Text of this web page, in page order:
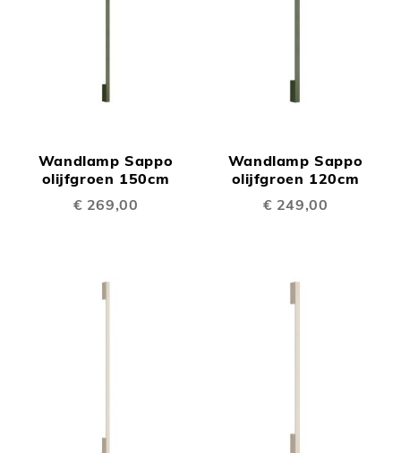
Wandlamp Sappo
olijfgroen 150cm
€ 269,00
Wandlamp Sappo
olijfgroen 120cm
€ 249,00